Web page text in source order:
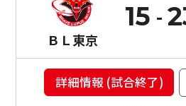
ＢＬ東京
15
詳細情報 (試合終了)